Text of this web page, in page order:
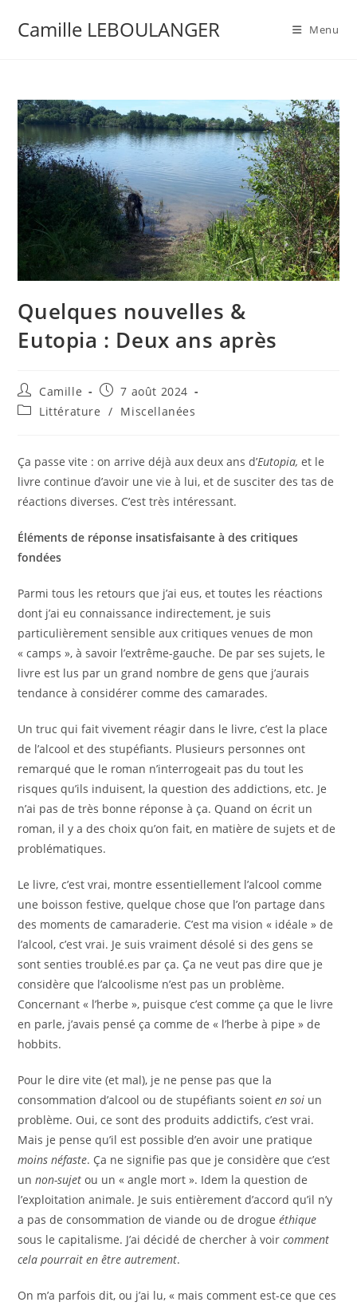
Camille LEBOULANGER Menu
Quelques nouvelles &
Eutopia : Deux ans après
Camille
7 août 2024
Littérature / Miscellanées
Ça passe vite : on arrive déjà aux deux ans d’Eutopia, et le
livre continue d’avoir une vie à lui, et de susciter des tas de
réactions diverses. C’est très intéressant.
Éléments de réponse insatisfaisante à des critiques
fondées
Parmi tous les retours que j’ai eus, et toutes les réactions
dont j’ai eu connaissance indirectement, je suis
particulièrement sensible aux critiques venues de mon
« camps », à savoir l’extrême-gauche. De par ses sujets, le
livre est lus par un grand nombre de gens que j’aurais
tendance à considérer comme des camarades.
Un truc qui fait vivement réagir dans le livre, c’est la place
de l’alcool et des stupéfiants. Plusieurs personnes ont
remarqué que le roman n’interrogeait pas du tout les
risques qu’ils induisent, la question des addictions, etc. Je
n’ai pas de très bonne réponse à ça. Quand on écrit un
roman, il y a des choix qu’on fait, en matière de sujets et de
problématiques.
Le livre, c’est vrai, montre essentiellement l’alcool comme
une boisson festive, quelque chose que l’on partage dans
des moments de camaraderie. C’est ma vision « idéale » de
l’alcool, c’est vrai. Je suis vraiment désolé si des gens se
sont senties troublé.es par ça. Ça ne veut pas dire que je
considère que l’alcoolisme n’est pas un problème.
Concernant « l’herbe », puisque c’est comme ça que le livre
en parle, j’avais pensé ça comme de « l’herbe à pipe » de
hobbits.
Pour le dire vite (et mal), je ne pense pas que la
consommation d’alcool ou de stupéfiants soienten soi un
problème. Oui, ce sont des produits addictifs, c’est vrai.
Mais je pense qu’il est possible d’en avoir une pratique
moins néfaste. Ça ne signifie pas que je considère que c’est
unnon-sujet ou un « angle mort ». Idem la question de
l’exploitation animale. Je suis entièrement d’accord qu’il n’y
a pas de consommation de viande ou de drogueéthique
sous le capitalisme. J’ai décidé de chercher à voircomment
cela pourrait en être autrement.
On m’a parfois dit, ou j’ai lu, « mais comment est-ce que ces